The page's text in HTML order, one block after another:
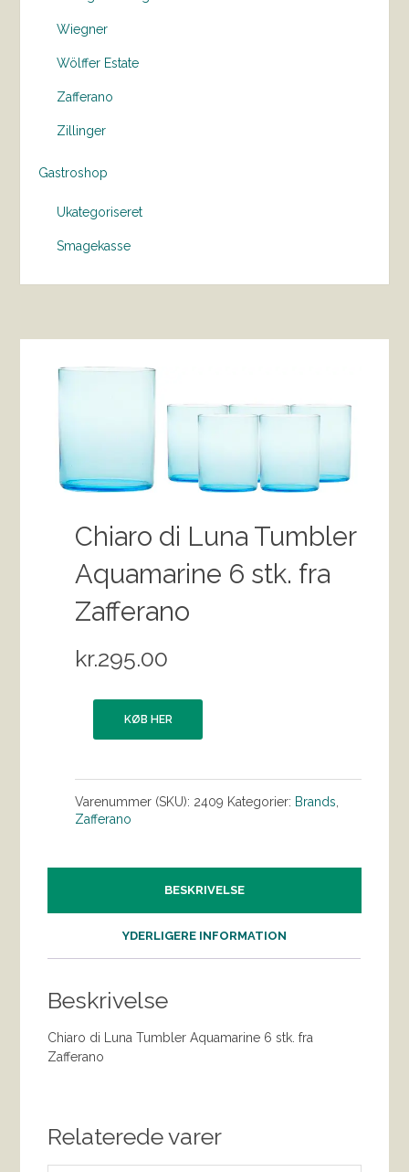
Wiegner
Wölffer Estate
Zafferano
Zillinger
Gastroshop
Ukategoriseret
Smagekasse
Chiaro di Luna Tumbler
Aquamarine 6 stk. fra
Zafferano
kr.295.00
KØB HER
Varenummer (SKU): 2409 Kategorier: Brands
Zafferano
BESKRIVELSE
YDERLIGERE INFORMATION
Beskrivelse
Chiaro di Luna Tumbler Aquamarine 6 stk. fra
Zafferano
Relaterede varer